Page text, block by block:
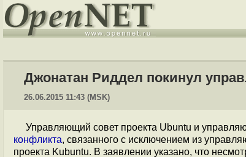
Джонатан Риддел покинул
26.06.2015 11:43 (MSK)
Управляющий совет проекта Ubuntu и
конфликта, связанного с исключением из
проекта Kubuntu. В заявлении указано, что